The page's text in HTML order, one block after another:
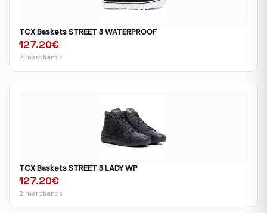
TCX Baskets STREET 3 WATERPROOF
127.20€
2 marchands
TCX Baskets STREET 3 LADY WP
127.20€
2 marchands